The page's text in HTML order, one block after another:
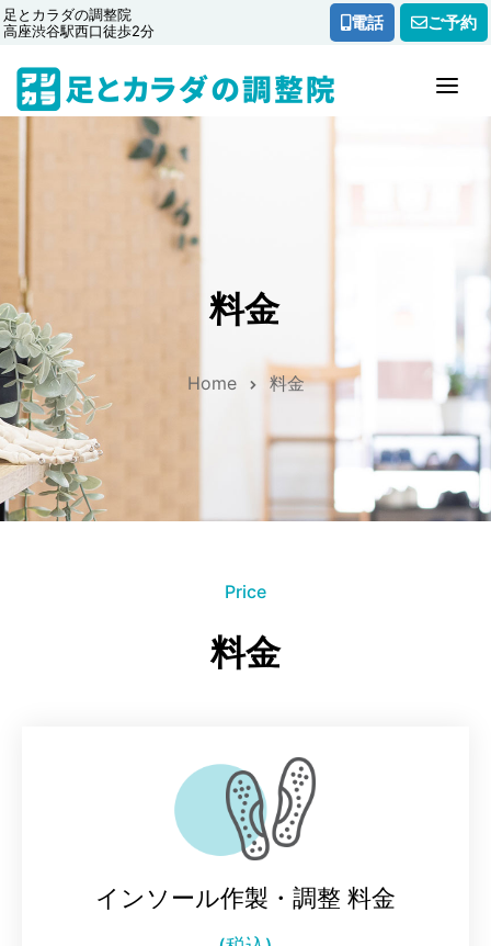
足とカラダの調整院
高座渋谷駅西口徒歩2分
電話 ご予約
料金
医院紹介
よくある質問
院長紹介
料金
Home 料金
Price
料金
インソール作製・調整 料金